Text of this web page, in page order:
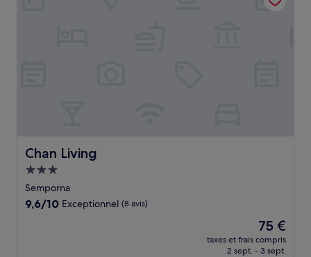
Chan Living
Chan Living
Hébergement
3.0 étoiles
Semporna
9.6
9,6/10 Exceptionnel (8 avis)
Le
nouveau
prix
75 €
taxes et frais compris
2 sept. - 3 sept.